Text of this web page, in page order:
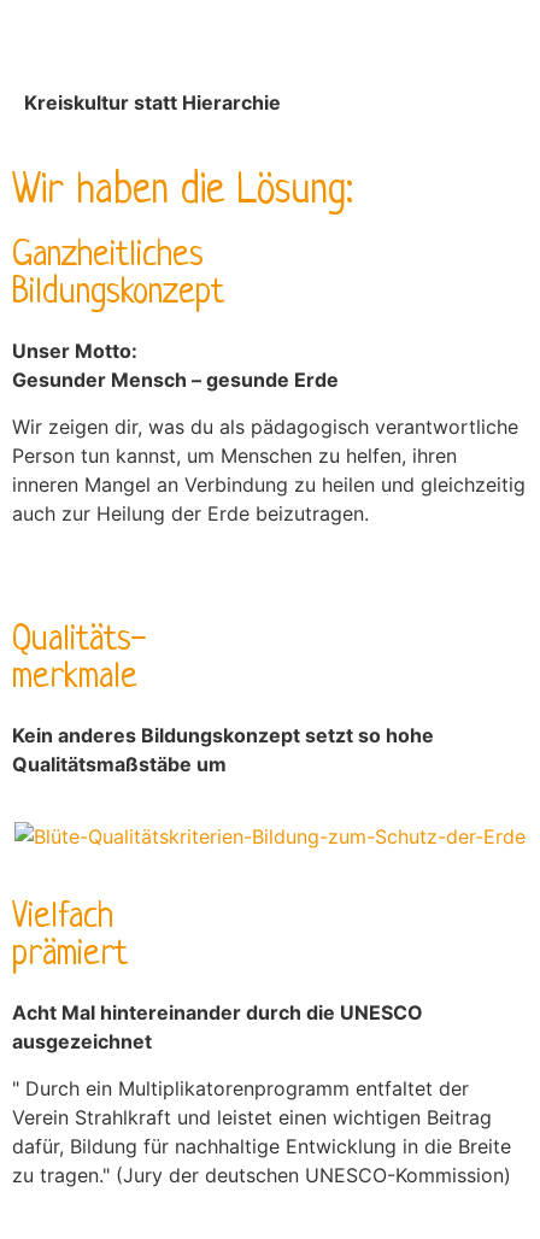
Kreiskultur statt Hierarchie
Wir haben die Lösung:
Ganzheitliches
Bildungskonzept
Unser Motto:
Gesunder Mensch – gesunde Erde
Wir zeigen dir, was du als pädagogisch verantwortliche
Person tun kannst, um Menschen zu helfen, ihren
inneren Mangel an Verbindung zu heilen und gleichzeitig
auch zur Heilung der Erde beizutragen.
Qualitäts-
merkmale
Kein anderes Bildungskonzept setzt so hohe
Qualitätsmaßstäbe um
Vielfach
prämiert
Acht Mal hintereinander durch die UNESCO
ausgezeichnet
" Durch ein Multiplikatorenprogramm entfaltet der
Verein Strahlkraft und leistet einen wichtigen Beitrag
dafür, Bildung für nachhaltige Entwicklung in die Breite
zu tragen." (Jury der deutschen UNESCO-Kommission)